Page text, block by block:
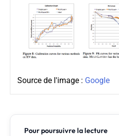
Source de l'image : Google
Pour poursuivre la lecture